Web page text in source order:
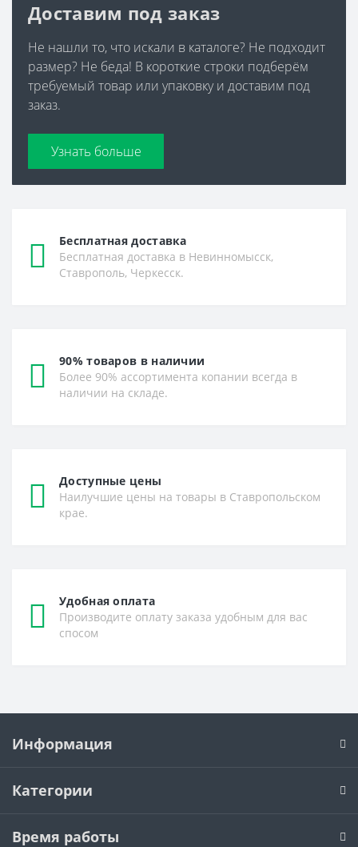
Доставим под заказ
Не нашли то, что искали в каталоге? Не подходит
размер? Не беда! В короткие строки подберём
требуемый товар или упаковку и доставим под
заказ.
Узнать больше
Бесплатная доставка
Бесплатная доставка в Невинномысск,
Ставрополь, Черкесск.
90% товаров в наличии
Более 90% ассортимента копании всегда в
наличии на складе.
Доступные цены
Наилучшие цены на товары в Ставропольском
крае.
Удобная оплата
Производите оплату заказа удобным для вас
спосом
Информация
Категории
Время работы